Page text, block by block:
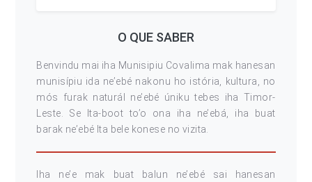
O QUE SABER
Benvindu mai iha Munisipiu Covalima mak hanesan
munisípiu ida ne’ebé nakonu ho istória, kultura, no
mós furak naturál ne’ebé úniku tebes iha Timor-
Leste. Se Ita-boot to’o ona iha ne’ebá, iha buat
barak ne’ebé Ita bele konese no vizita.
Iha ne’e mak buat balun ne’ebé sai hanesan